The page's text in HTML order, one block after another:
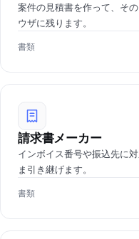
案件の見積書を作って、そ
ウザに残ります。
書類
請求書メーカー
インボイス番号や振込先に
ま引き継げます。
書類